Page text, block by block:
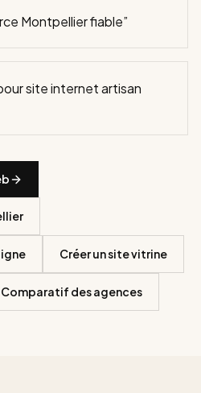
Montpellier fiable”
site internet artisan
Créer un site vitrine
Comparatif des agences